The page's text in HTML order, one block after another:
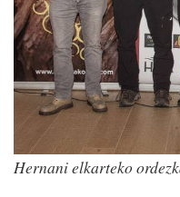
Hernani elkarteko